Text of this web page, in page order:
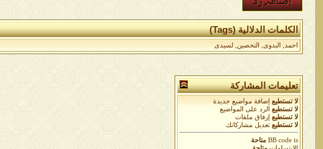
الكلمات الدلالية (Tags)
احمد البدوى التحصين ,لسيدى
تعليمات المشاركة
لا تستطيع
إضافة مواضيع جديدة
لا تستطيع
الرد على المواضيع
لا تستطيع
إرفاق ملفات
لا تستطيع تعديل مشاركاتك
BB codeis
متاحة